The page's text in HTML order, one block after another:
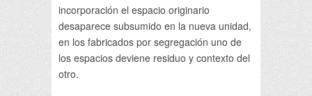
incorporación el espacio originario
desaparece subsumido en la nueva unidad,
en los fabricados por segregación uno de
los espacios deviene residuo y contexto del
otro.